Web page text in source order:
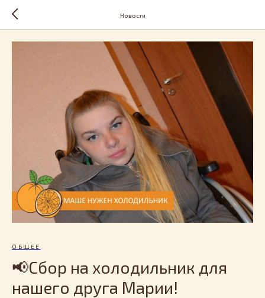
Новости
ОБЩЕЕ
📢Сбор на холодильник для
нашего друга Марии!